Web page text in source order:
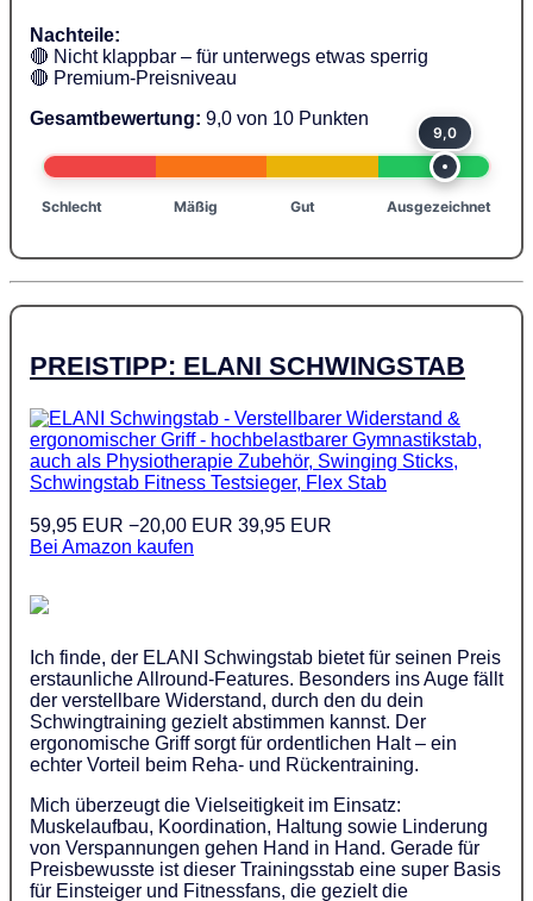
Nachteile:
🔴 Nicht klappbar – für unterwegs etwas sperrig
🔴 Premium-Preisniveau
Gesamtbewertung: 9,0 von 10 Punkten
9,0
Schlecht Mäßig Gut Ausgezeichnet
PREISTIPP: ELANI SCHWINGSTAB
59,95 EUR −20,00 EUR 39,95 EUR
Bei Amazon kaufen
Ich finde, der ELANI Schwingstab bietet für seinen Preis
erstaunliche Allround-Features. Besonders ins Auge fällt
der verstellbare Widerstand, durch den du dein
Schwingtraining gezielt abstimmen kannst. Der
ergonomische Griff sorgt für ordentlichen Halt – ein
echter Vorteil beim Reha- und Rückentraining.
Mich überzeugt die Vielseitigkeit im Einsatz:
Muskelaufbau, Koordination, Haltung sowie Linderung
von Verspannungen gehen Hand in Hand. Gerade für
Preisbewusste ist dieser Trainingsstab eine super Basis
für Einsteiger und Fitnessfans, die gezielt die